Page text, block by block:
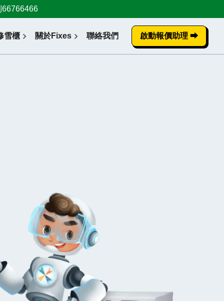
66766466
雪櫃 關於Fixes 聯絡我們 啟動報價助理 ⮕